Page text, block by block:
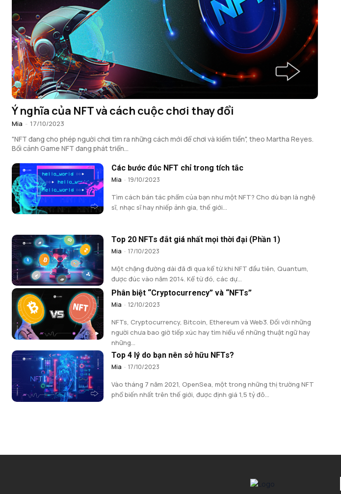
Ý nghĩa của NFT và cách cuộc chơi thay đổi
Mia - 17/10/2023
"NFT đang cho phép người chơi tìm ra những cách mới để chơi và kiếm tiền", theo Martha Reyes.
Bối cảnh Game NFT đang phát triển...
Các bước đúc NFT chỉ trong tích tắc
Mia - 19/10/2023
Tìm cách bán tác phẩm của bạn như một NFT? Cho dù bạn là nghệ
sĩ, nhạc sĩ hay nhiếp ảnh gia, thế giới...
Top 20 NFTs đắt giá nhất mọi thời đại (Phần 1)
Mia - 17/10/2023
Một chặng đường dài đã đi qua kể từ khi NFT đầu tiên, Quantum,
được đúc vào năm 2014. Kể từ đó, các dự...
Phân biệt “Cryptocurrency” và “NFTs”
Mia - 12/10/2023
NFTs, Cryptocurrency, Bitcoin, Ethereum và Web3. Đối với những
người chưa bao giờ tiếp xúc hay tìm hiểu về những thuật ngữ hay
những...
Top 4 lý do bạn nên sở hữu NFTs?
Mia - 17/10/2023
Vào tháng 7 năm 2021, OpenSea, một trong những thị trường NFT
phổ biến nhất trên thế giới, được định giá 1,5 tỷ đô...